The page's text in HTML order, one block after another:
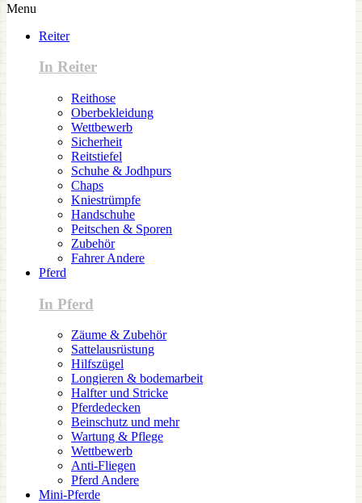
Menu
Reiter
In Reiter
Reithose
Oberbekleidung
Wettbewerb
Sicherheit
Reitstiefel
Schuhe & Jodhpurs
Chaps
Kniestrümpfe
Handschuhe
Peitschen & Sporen
Zubehör
Fahrer Andere
Pferd
In Pferd
Zäume & Zubehör
Sattelausrüstung
Hilfszügel
Longieren & bodemarbeit
Halfter und Stricke
Pferdedecken
Beinschutz und mehr
Wartung & Pflege
Wettbewerb
Anti-Fliegen
Pferd Andere
Mini-Pferde